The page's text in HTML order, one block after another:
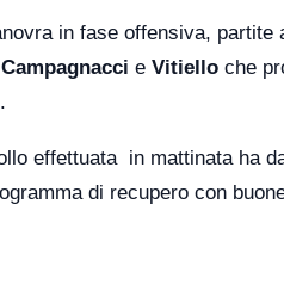
in fase offensiva, partite
Campagnacci e Vitiello che
effettuata in mattinata ha
di recupero con